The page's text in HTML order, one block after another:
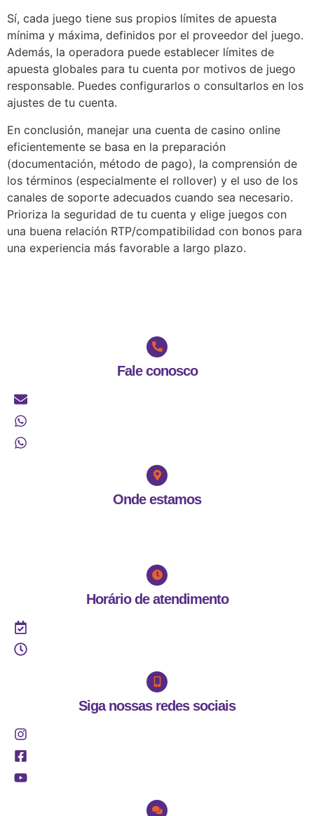
Sí, cada juego tiene sus propios límites de apuesta
mínima y máxima, definidos por el proveedor del juego.
Además, la operadora puede establecer límites de
apuesta globales para tu cuenta por motivos de juego
responsable. Puedes configurarlos o consultarlos en los
ajustes de tu cuenta.
En conclusión, manejar una cuenta de casino online
eficientemente se basa en la preparación
(documentación, método de pago), la comprensión de
los términos (especialmente el rollover) y el uso de los
canales de soporte adecuados cuando sea necesario.
Prioriza la seguridad de tu cuenta y elige juegos con
una buena relación RTP/compatibilidad con bonos para
una experiencia más favorable a largo plazo.
Fale conosco
Onde estamos
Horário de atendimento
Siga nossas redes sociais